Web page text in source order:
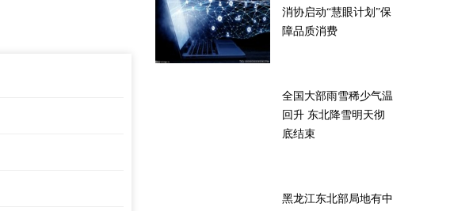
消协启动“慧眼计划”保
障品质消费
全国大部雨雪稀少气温
回升 东北降雪明天彻
底结束
黑龙江东北部局地有中